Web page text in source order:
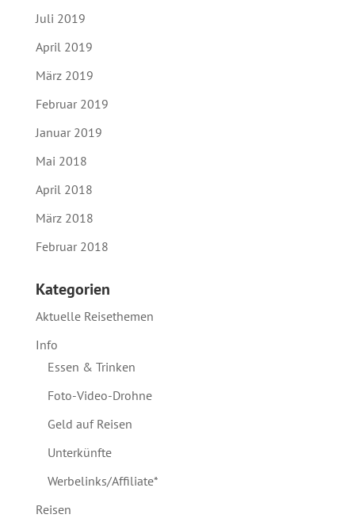
Juli 2019
April 2019
März 2019
Februar 2019
Januar 2019
Mai 2018
April 2018
März 2018
Februar 2018
Kategorien
Aktuelle Reisethemen
Info
Essen & Trinken
Foto-Video-Drohne
Geld auf Reisen
Unterkünfte
Werbelinks/Affiliate*
Reisen